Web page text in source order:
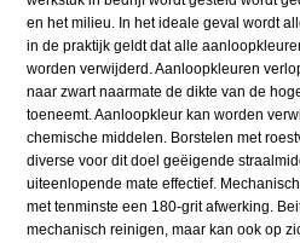
en het milieu. In het ideale geval wordt
in de praktijk geldt dat alle
worden verwijderd. Aanloopkleuren
naar zwart naarmate de dikte van de
toeneemt. Aanloopkleur kan worden
chemische middelen. Borstelen met
diverse voor dit doel geëigende
uiteenlopende mate effectief.
met tenminste een 180-grit afwerking.
mechanisch reinigen, maar kan ook op